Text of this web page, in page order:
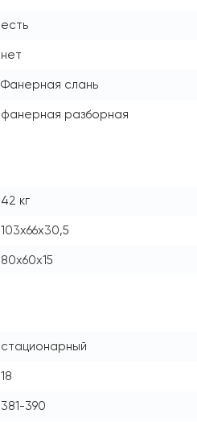
есть
нет
Фанерная слань
фанерная разборная
42 кг
103x66x30,5
80x60x15
стационарный
18
381-390